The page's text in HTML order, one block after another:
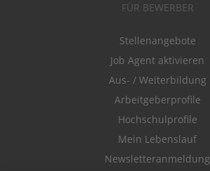
FÜR BEWERBER
Stellenangebote
Job Agent aktivieren
Aus- / Weiterbildung
Arbeitgeberprofile
Hochschulprofile
Mein Lebenslauf
Newsletteranmeldung